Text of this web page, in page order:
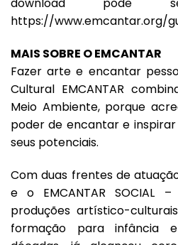
download
https://www.emcantar.org/
MAIS SOBRE O EMCANTAR
Fazer arte e encantar
Cultural EMCANTAR
Meio Ambiente, porque
poder de encantar e
seus potenciais.
Com duas frentes de
e o EMCANTAR SOCIAL
produções artístico-
formação para infância